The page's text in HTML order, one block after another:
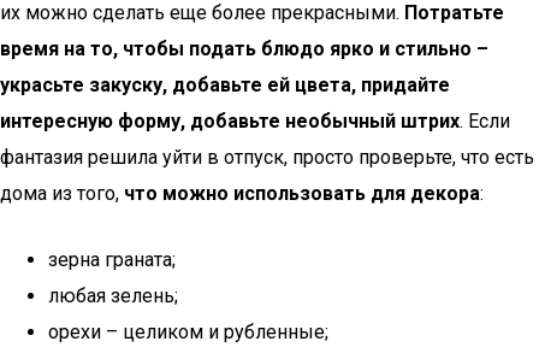
их можно сделать еще более прекрасными. Потратьте
время на то, чтобы подать блюдо ярко и стильно –
украсьте закуску, добавьте ей цвета, придайте
интересную форму, добавьте необычный штрих. Если
фантазия решила уйти в отпуск, просто проверьте, что есть
дома из того, что можно использовать для декора:
зерна граната;
любая зелень;
орехи – целиком и рубленные;